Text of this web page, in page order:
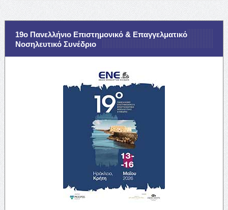
19ο Πανελλήνιο Επιστημονικό & Επαγγελματικό
Νοσηλευτικό Συνέδριο